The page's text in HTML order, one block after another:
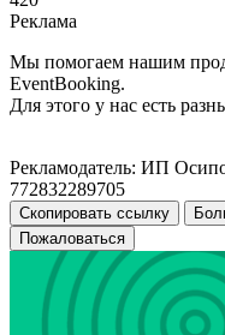
Реклама
Мы помогаем нашим
EventBooking.
Для этого у нас есть
Рекламодатель: ИП
772832289705
Скопировать ссылку
Пожаловаться